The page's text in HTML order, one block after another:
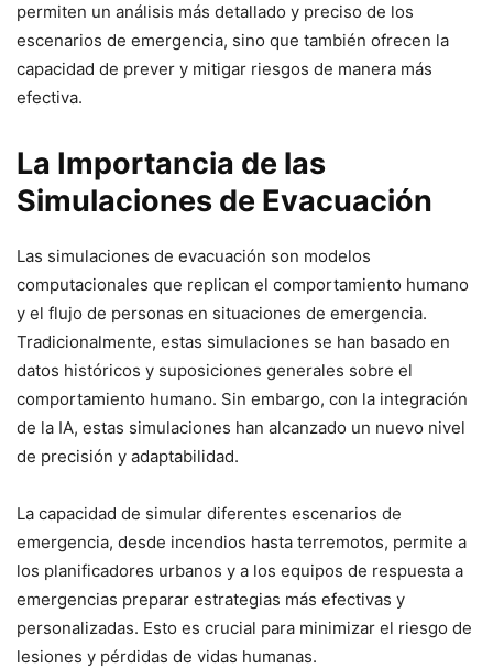
permiten un análisis más detallado y preciso de los
escenarios de emergencia, sino que también ofrecen la
capacidad de prever y mitigar riesgos de manera más
efectiva.
La Importancia de las
Simulaciones de Evacuación
Las simulaciones de evacuación son modelos
computacionales que replican el comportamiento humano
y el flujo de personas en situaciones de emergencia.
Tradicionalmente, estas simulaciones se han basado en
datos históricos y suposiciones generales sobre el
comportamiento humano. Sin embargo, con la integración
de la IA, estas simulaciones han alcanzado un nuevo nivel
de precisión y adaptabilidad.
La capacidad de simular diferentes escenarios de
emergencia, desde incendios hasta terremotos, permite a
los planificadores urbanos y a los equipos de respuesta a
emergencias preparar estrategias más efectivas y
personalizadas. Esto es crucial para minimizar el riesgo de
lesiones y pérdidas de vidas humanas.